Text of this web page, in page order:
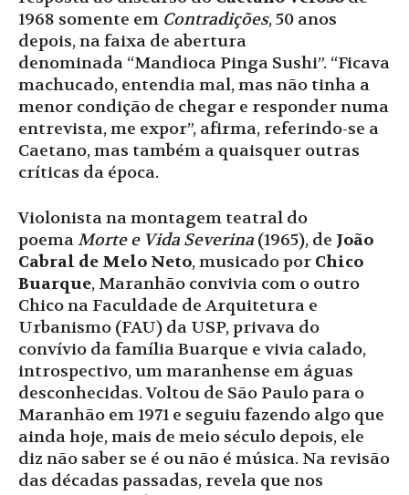
1968 somente em Contradições, 50 anos
depois, na faixa de abertura
denominada “Mandioca Pinga Sushi”. “Ficava
machucado, entendia mal, mas não tinha a
menor condição de chegar e responder numa
entrevista, me expor”, afirma, referindo-se a
Caetano, mas também a quaisquer outras
críticas da época.
Violonista na montagem teatral do
poemaMorte e Vida Severina (1965), de João
Cabral de Melo Neto, musicado por Chico
Buarque, Maranhão convivia com o outro
Chico na Faculdade de Arquitetura e
Urbanismo (FAU) da USP, privava do
convívio da família Buarque e vivia calado,
introspectivo, um maranhense em águas
desconhecidas. Voltou de São Paulo para o
Maranhão em 1971 e seguiu fazendo algo que
ainda hoje, mais de meio século depois, ele
diz não saber se é ou não é música. Na revisão
das décadas passadas, revela que nos